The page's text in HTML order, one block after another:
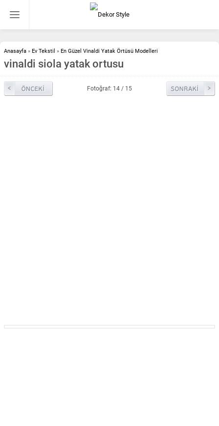
Anasayfa » Ev Tekstil » En Güzel Vinaldi Yatak Örtüsü Modelleri
vinaldi siola yatak ortusu
Fotoğraf: 14 / 15